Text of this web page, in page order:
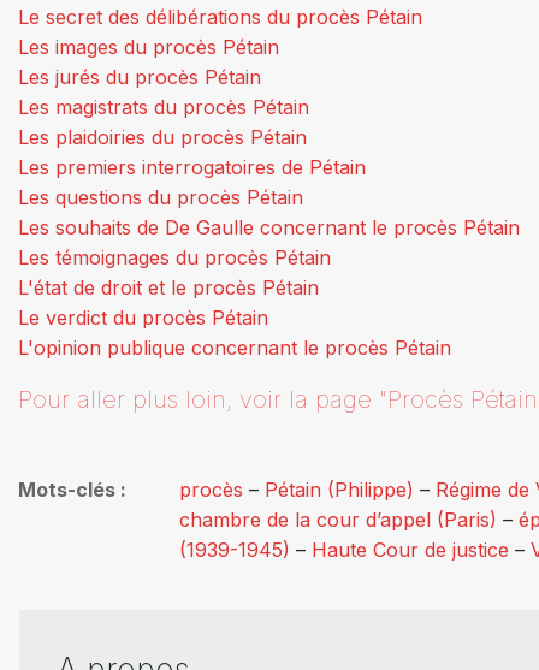
Le secret des délibérations du procès Pétain
Les images du procès Pétain
Les jurés du procès Pétain
Les magistrats du procès Pétain
Les plaidoiries du procès Pétain
Les premiers interrogatoires de Pétain
Les questions du procès Pétain
Les souhaits de De Gaulle concernant le procès Pétain
Les témoignages du procès Pétain
L'état de droit et le procès Pétain
Le verdict du procès Pétain
L'opinion publique concernant le procès Pétain
Pour aller plus loin, voir la page "Procès
Mots-clés procès – Pétain (Philippe) – Régime
chambre de la cour d’appel (Paris) –
(1939-1945) – Haute Cour de justice –